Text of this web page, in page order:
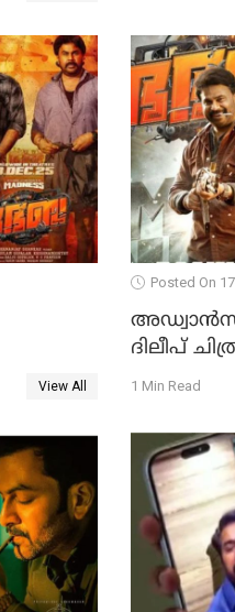
View All
Posted On
അഡ്വാൻസ്
ദിലീപ്
1 Min Read